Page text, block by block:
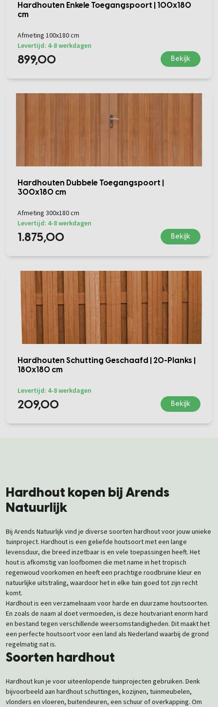
Hardhouten Enkele Toegangspoort | 100x180
cm
Afmeting 100x180 cm
Levertijd: 4-8 werkdagen
899,00 Bekijk
Hardhouten Dubbele Toegangspoort |
300x180 cm
Afmeting 300x180 cm
Levertijd: 4-8 werkdagen
1.875,00 Bekijk
Hardhouten Schutting Geschaafd | 20-Planks |
180x180 cm
Levertijd: 4-8 werkdagen
209,00 Bekijk
Hardhout kopen bij Arends
Natuurlijk
Bij Arends Natuurlijk vind je diverse soorten hardhout voor jouw unieke
tuinproject. Hardhout is een geliefde houtsoort met een lange
levensduur, die breed inzetbaar is en vele toepassingen heeft. Het
hout is afkomstig van loofbomen die met name in het tropisch
regenwoud voorkomen en heeft een prachtige roodbruine kleur en
natuurlijke uitstraling, waardoor het in elke tuin goed tot zijn recht
komt.
Hardhout is een verzamelnaam voor harde en duurzame houtsoorten.
En zoals de naam al doet vermoeden, is deze houtvariant enorm hard
en bestand tegen verschillende weersomstandigheden. Dit maakt het
een perfecte houtsoort voor een land als Nederland waarbij de grond
regelmatig nat is.
Soorten hardhout
Hardhout kun je voor uiteenlopende tuinprojecten gebruiken. Denk
bijvoorbeeld aan hardhout schuttingen, kozijnen, tuinmeubelen,
vlonders en vloeren, buitendeuren, een schuur of overkapping. Om